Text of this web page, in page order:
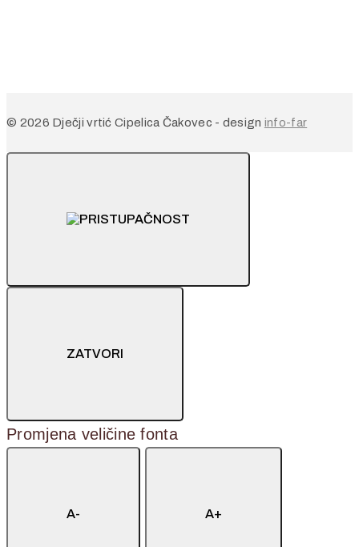
© 2026 Dječji vrtić Cipelica Čakovec - design info-far
ZATVORI
Promjena veličine fonta
A- A+